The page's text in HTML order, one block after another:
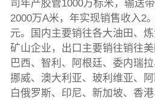
司年产胶管1000万标米，输送
2000万A米，年实现销售收入2
元。国内主要销往各大油田、
矿山企业，出口主要销往销往美
巴西、智利、阿根廷、委内瑞
挪威、澳大利亚、玻利维亚、阿
白俄罗斯、印尼、新加坡、香